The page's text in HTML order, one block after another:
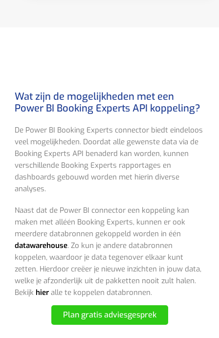
Wat zijn de mogelijkheden met een
Power BI Booking Experts API koppeling?
De Power BI Booking Experts connector biedt eindeloos
veel mogelijkheden. Doordat alle gewenste data via de
Booking Experts API benaderd kan worden, kunnen
verschillende Booking Experts rapportages en
dashboards gebouwd worden met hierin diverse
analyses.
Naast dat de Power BI connector een koppeling kan
maken met alléén Booking Experts, kunnen er ook
meerdere databronnen gekoppeld worden in één
datawarehouse. Zo kun je andere databronnen
koppelen, waardoor je data tegenover elkaar kunt
zetten. Hierdoor creëer je nieuwe inzichten in jouw data,
welke je afzonderlijk uit de pakketten nooit zult halen.
Bekijk hier alle te koppelen databronnen.
Plan gratis adviesgesprek